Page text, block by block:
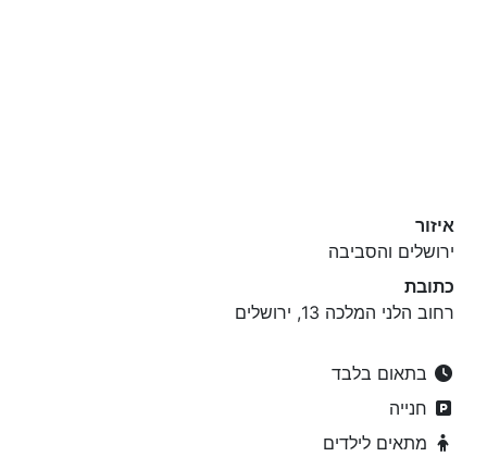
איזור
ירושלים והסביבה
כתובת
רחוב הלני המלכה 13, ירושלים
בתאום בלבד
חנייה
מתאים לילדים